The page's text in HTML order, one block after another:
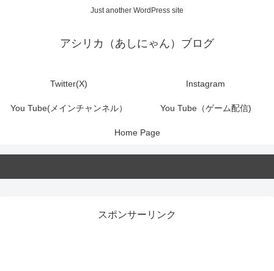
Just another WordPress site
アシリカ（あしにゃん）ブログ
Twitter(X) Instagram
You Tube(メインチャンネル） You Tube（ゲーム配信)
Home Page
スポンサーリンク